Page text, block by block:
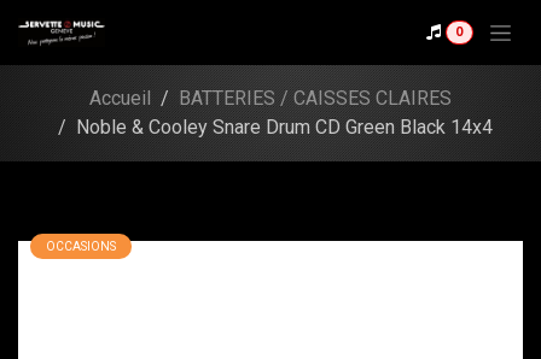
0
Drum CD Green Black
14x4
Accueil
BATTERIES / CAISSES CLAIRES
Noble & Cooley Snare Drum CD Green Black 14x4
OCCASIONS